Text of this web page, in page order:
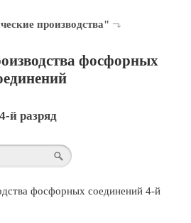
производства"
фосфорных
4-й разряд
фосфорных соединений 4-й